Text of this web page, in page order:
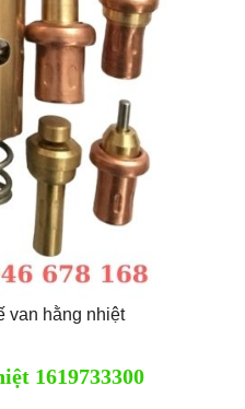
van hằng nhiệt
1619733300